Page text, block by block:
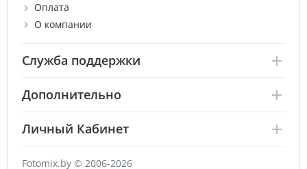
Оплата
О компании
Служба поддержки
Дополнительно
Личный Кабинет
Fotomix.by © 2006-2026